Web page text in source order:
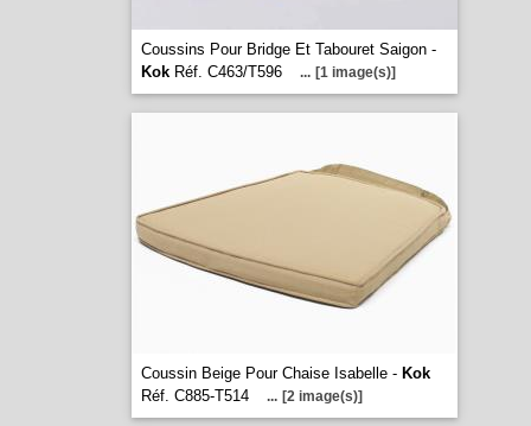
Coussins Pour Bridge Et Tabouret Saigon -
KokRéf. C463/T596 ... [1 image(s)]
Coussin Beige Pour Chaise Isabelle - Kok
Réf. C885-T514
... [2 image(s)]